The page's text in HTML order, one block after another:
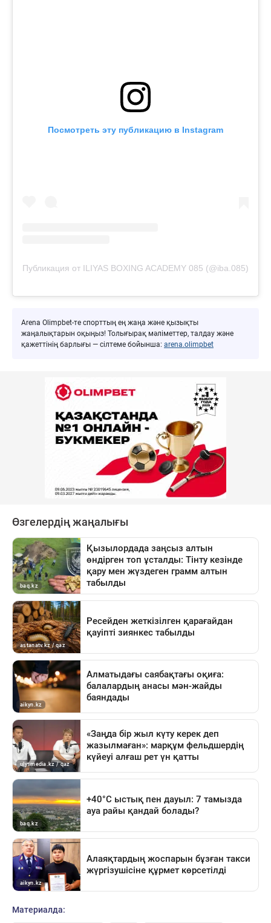
Посмотреть эту публикацию в Instagram
Публикация от ILIYAS BOXING ACADEMY 085 (@iba.085)
Arena Olimpbet-те спорттың ең жаңа және қызықты
жаңалықтарын оқыңыз! Толығырақ мәліметтер, талдау және
қажеттінің барлығы — сілтеме бойынша: arena.olimpbet
Материалда: